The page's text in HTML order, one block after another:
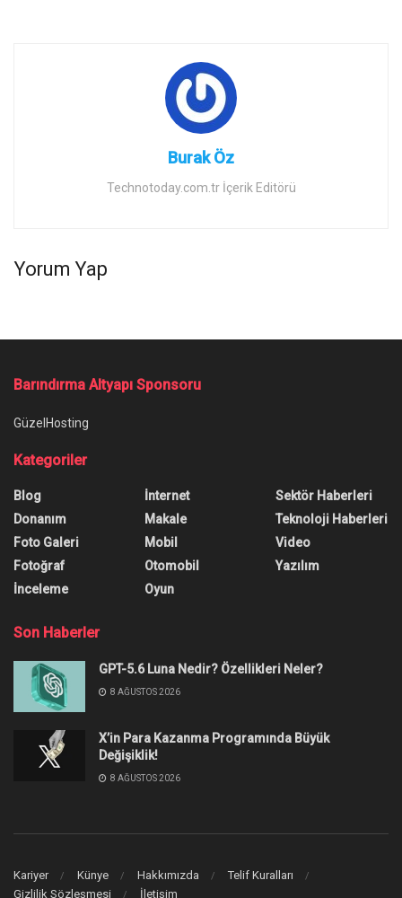
Burak Öz
Technotoday.com.tr İçerik Editörü
Yorum Yap
Barındırma Altyapı Sponsoru
GüzelHosting
Kategoriler
Blog
Donanım
Foto Galeri
Fotoğraf
İnceleme
İnternet
Makale
Mobil
Otomobil
Oyun
Sektör Haberleri
Teknoloji Haberleri
Video
Yazılım
Son Haberler
GPT-5.6 Luna Nedir? Özellikleri Neler?
8 AĞUSTOS 2026
X’in Para Kazanma Programında Büyük
Değişiklik!
8 AĞUSTOS 2026
Kariyer Künye Hakkımızda
Telif Kuralları
Gizlilik Sözleşmesi
İletişim